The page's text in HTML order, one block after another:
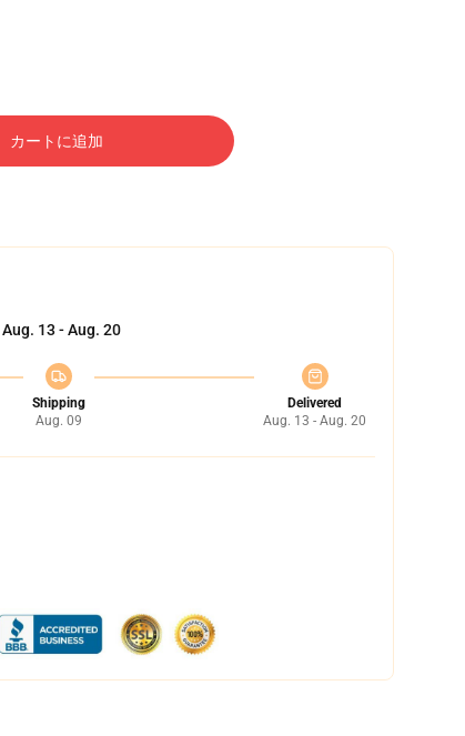
カートに追加
Aug. 13 - Aug. 20
Shipping
Aug. 09
Delivered
Aug. 13 - Aug. 20